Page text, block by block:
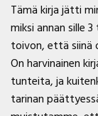
Tämä kirja jätti
miksi annan sille
toivon, että siinä
On harvinainen
tunteita, ja
tarinan